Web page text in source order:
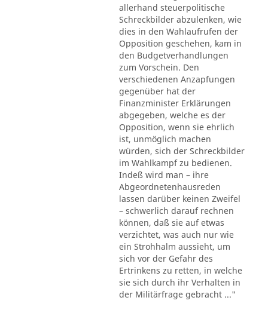
allerhand steuerpolitische
Schreckbilder abzulenken, wie
dies in den Wahlaufrufen der
Opposition geschehen, kam in
den Budgetverhandlungen
zum Vorschein. Den
verschiedenen Anzapfungen
gegenüber hat der
Finanzminister Erklärungen
abgegeben, welche es der
Opposition, wenn sie ehrlich
ist, unmöglich machen
würden, sich der Schreckbilder
im Wahlkampf zu bedienen.
Indeß wird man – ihre
Abgeordnetenhausreden
lassen darüber keinen Zweifel
– schwerlich darauf rechnen
können, daß sie auf etwas
verzichtet, was auch nur wie
ein Strohhalm aussieht, um
sich vor der Gefahr des
Ertrinkens zu retten, in welche
sie sich durch ihr Verhalten in
der Militärfrage gebracht ..."